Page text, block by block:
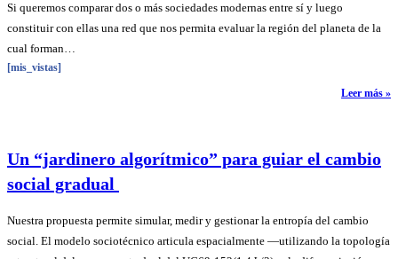
Si queremos comparar dos o más sociedades modernas entre sí y luego
constituir con ellas una red que nos permita evaluar la región del planeta de la
cual forman…
[mis_vistas]
Leer más »
Un “jardinero algorítmico” para guiar el cambio
social gradual
Nuestra propuesta permite simular, medir y gestionar la entropía del cambio
social. El modelo sociotécnico articula espacialmente —utilizando la topología